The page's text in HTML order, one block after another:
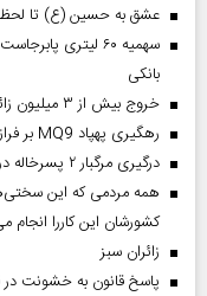
عشق به حسین (ع) تا
سهمیه ۶۰ لیتری
بانکی
خروج بیش از ۳ میلیون زائر از تمام مرز‌های کشور
رهگیری پهپاد MQ9 بر فراز تنگه هرمز
درگیری مرگبار ۲ پسرخاله در پارک
همه مردمی که این
کشورشان این کاررا انجام
‌زائران سبز
پاسخ قانون به خشونت در